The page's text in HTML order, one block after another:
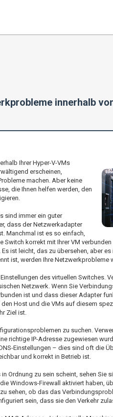
innerhalb
Ihrer Hyper-V-VMs
erscheinen,
machen. Aber keine
die Ihnen helfen werden, den
sind immer ein guter
dass der Netzwerkadapter
Manchmal ist es so einfach,
Switch korrekt mit Ihrer VM
ist leicht, das zu übersehen, aber
ist, werden Ihre Netzwerkprobleme
des virtuellen Switches.
Netzwerk. Wenn Sie
ist und dass dieser Adapter
Host und die VMs auf diesem
Ziel ist.
zu suchen.
richtige IP-Adresse zugewiesen
Einstellungen – dies sind oft die
und korrekt in Betrieb ist.
Ordnung zu sein scheint, sehen Sie
Windows-Firewall aktiviert haben,
sehen, ob das das
sein, dass sie den Verkehr